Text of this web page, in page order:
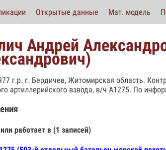
Открытые данные Мат. модель
Андрей
г.р. г. Бердичев, Житомирская область.
артиллерийского взвода, в/ч А1275. По
работает в (1 записей)